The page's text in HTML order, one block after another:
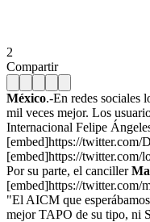
2
Compartir
México.-En redes sociales
mil veces mejor. Los
Internacional Felipe
[embed]https://twitter.com/
[embed]https://twitter.com/
Por su parte, el canciller
[embed]https://twitter.com/
"El AICM que
mejorTAPO de su tipo, ni